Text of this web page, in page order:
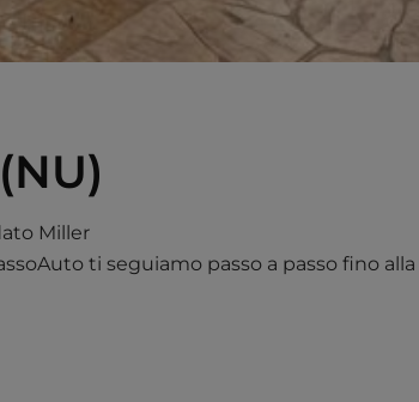
Miller
ti seguiamo passo a passo fino